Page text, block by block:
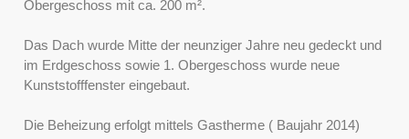
Obergeschoss mit ca. 200 m².
Das Dach wurde Mitte der neunziger Jahre neu gedeckt und
im Erdgeschoss sowie 1. Obergeschoss wurde neue
Kunststofffenster eingebaut.
Die Beheizung erfolgt mittels Gastherme ( Baujahr 2014)